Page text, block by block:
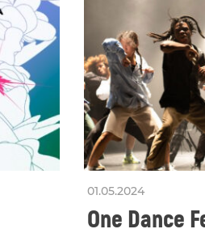
01.05.2024
One Dance